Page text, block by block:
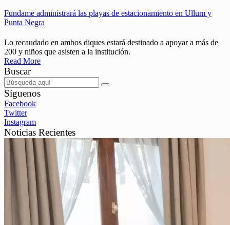
Fundame administrará las playas de estacionamiento en Ullum y
Punta Negra
Lo recaudado en ambos diques estará destinado a apoyar a más de
200 y niños que asisten a la institución.
Read More
Buscar
Síguenos
Facebook
Twitter
Instagram
Noticias Recientes